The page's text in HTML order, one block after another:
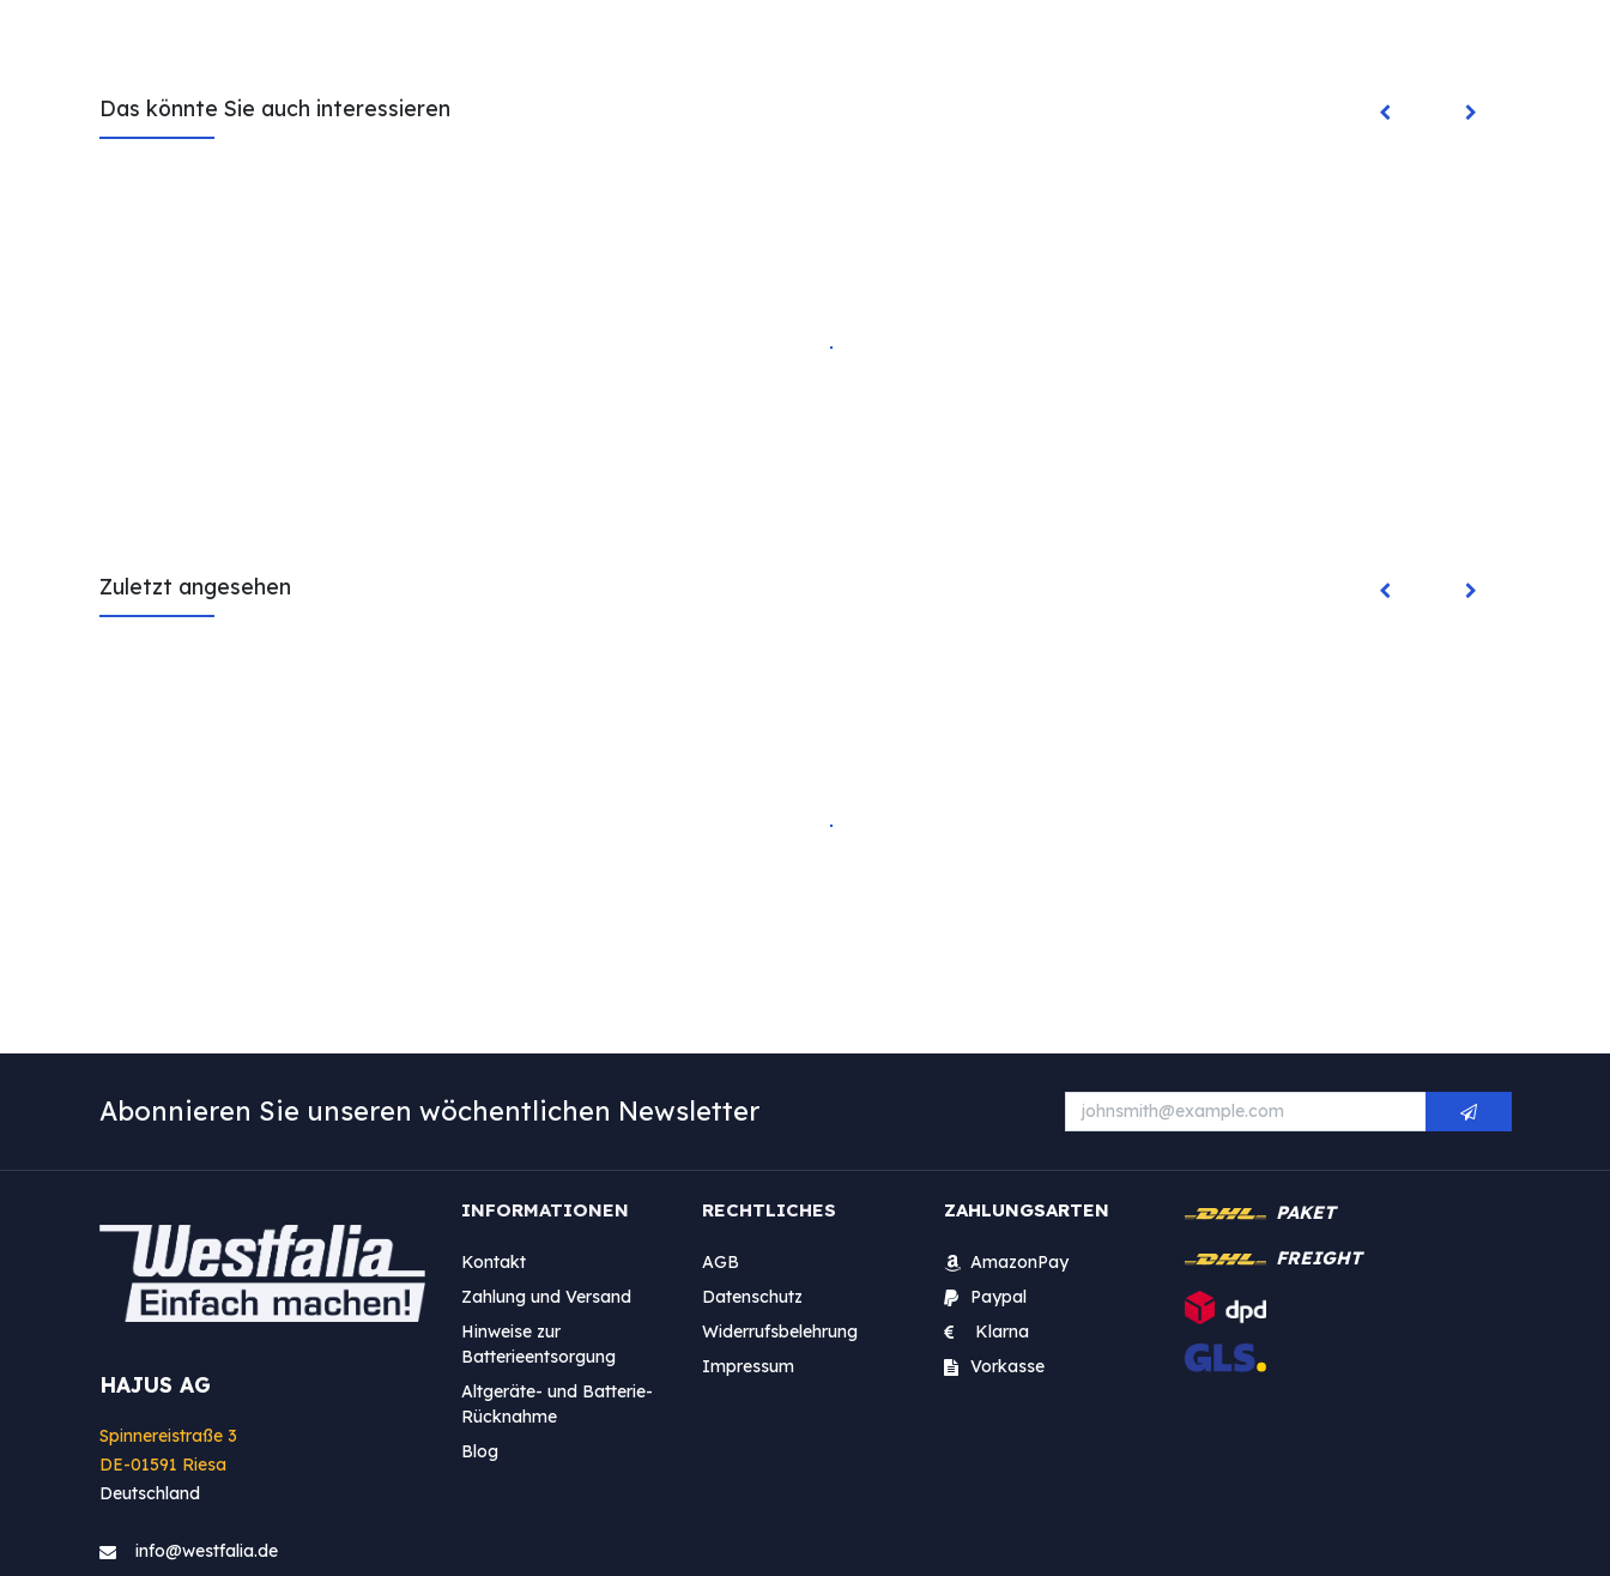
Das könnte Sie auch interessieren
Zuletzt angesehen
Abonnieren Sie unseren wöchentlichen Newsletter
HAJUS AG
Spinnereistraße 3
DE-01591 Riesa
Deutschland
info@westfa​lia.de
INFORMATIONEN
Kontakt
Zahlung und Versand
Hinweise zur
Batterieentsorgung
Altgeräte- und Batterie-
Rücknahme
Blog
RECHTLICHES
AGB
Datenschutz
Widerrufsbelehrung
Impressum
ZAHLUNGSARTEN
AmazonPay
Paypal
Klarna
Vorkasse
PAKET
FREIGHT